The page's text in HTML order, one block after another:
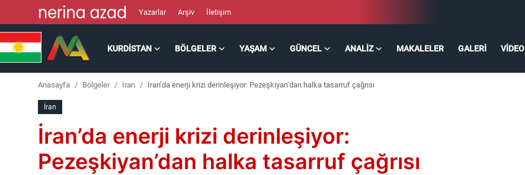
Yazarlar Arşiv İletişim
KURDISTAN BÖLGELER YAŞAM GÜNCEL ANALIZ MAKALELER GALERI VIDEO
Güncel
Anasayfa Bölgeler İran İran’da enerji krizi derinleşiyor: Pezeşkiyan’dan halka tasarruf çağrısı
İran
İran’da enerji krizi derinleşiyor:
Pezeşkiyan’dan halka tasarruf çağrısı